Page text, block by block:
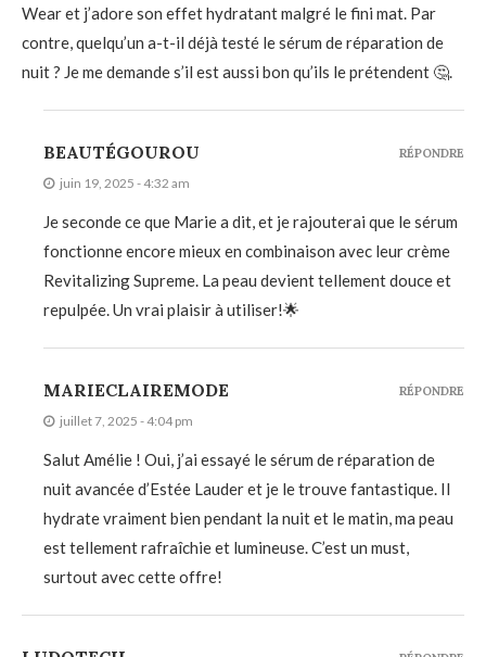
Wear et j’adore son effet hydratant malgré le fini mat. Par
contre, quelqu’un a-t-il déjà testé le sérum de réparation de
nuit ? Je me demande s’il est aussi bon qu’ils le prétendent 🤔.
BEAUTÉGOUROU
juin 19, 2025 - 4:32 am
Je seconde ce que Marie a dit, et je rajouterai que le sérum
fonctionne encore mieux en combinaison avec leur crème
Revitalizing Supreme. La peau devient tellement douce et
repulpée. Un vrai plaisir à utiliser!🌟
RÉPONDRE
MARIECLAIREMODE
juillet 7, 2025 - 4:04 pm
Salut Amélie ! Oui, j’ai essayé le sérum de réparation de
nuit avancée d’Estée Lauder et je le trouve fantastique. Il
hydrate vraiment bien pendant la nuit et le matin, ma peau
est tellement rafraîchie et lumineuse. C’est un must,
surtout avec cette offre!
RÉPONDRE